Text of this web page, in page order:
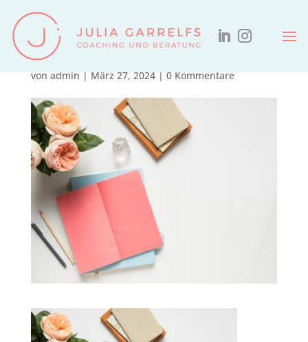
Dankbarkeitstagebuchs
vonadmin|März 27, 2024|0 Kommentare